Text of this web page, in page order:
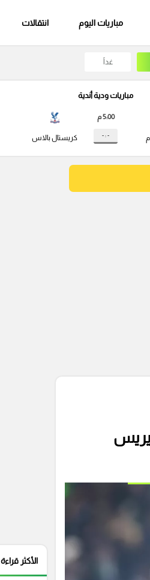
مباريات اليوم انتقالات
غداً
مباريات ودية أندية
5:00 م
- : - كريستال بالاس
الأكثر قراءة